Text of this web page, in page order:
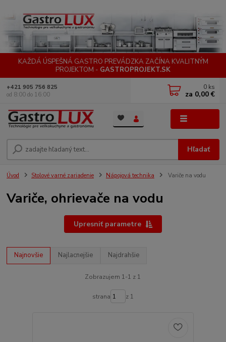
KAŽDÁ ÚSPEŠNÁ GASTRO PREVÁDZKA ZAČÍNA KVALITNÝM
PROJEKTOM - GASTROPROJEKT.SK
Hľadať
+421 905 756 825
od 8:00 do 16:00
0 ks
za 0,00 €
Úvod Stolové varné zariadenie Nápojová technika Variče na vodu
Variče, ohrievače na vodu
Upresniť parametre
Najnovšie Najlacnejšie Najdrahšie
Zobrazujem 1-1 z 1
strana z 1